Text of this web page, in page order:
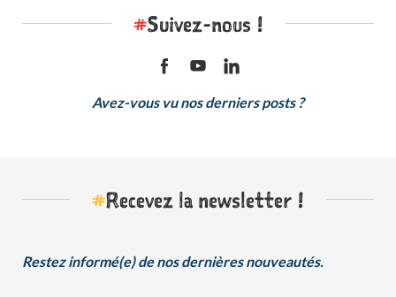
#Suivez-nous !
Avez-vous vu nos derniers posts ?
#Recevez la newsletter !
Restez informé(e) de nos dernières nouveautés.